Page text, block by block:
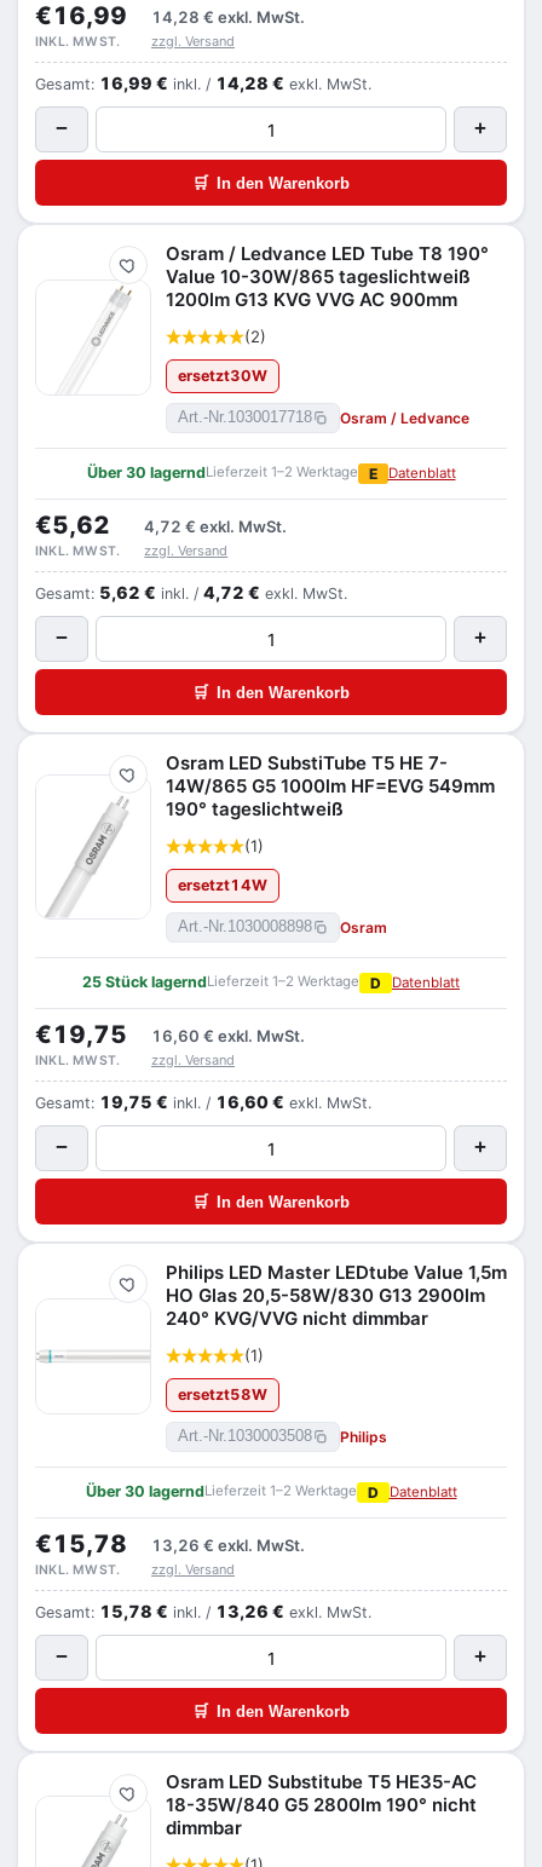
€16,99 14,28 € exkl. MwSt.
INKL. MWST. zzgl. Versand
Gesamt: 16,99 € inkl. / 14,28 € exkl. MwSt.
− +
🛒 In den Warenkorb
Merken
Osram / Ledvance LED Tube T8 190°
Value 10-30W/865 tageslichtweiß
1200lm G13 KVG VVG AC 900mm
(2)
ersetzt30W
Art.-Nr.1030017718 Osram / Ledvance
Über 30 lagerndLieferzeit 1–2 Werktage E Datenblatt
€5,62 4,72 € exkl. MwSt.
INKL. MWST. zzgl. Versand
Gesamt: 5,62 € inkl. / 4,72 € exkl. MwSt.
− +
🛒 In den Warenkorb
Merken
Osram LED SubstiTube T5 HE 7-
14W/865 G5 1000lm HF=EVG 549mm
190° tageslichtweiß
(1)
ersetzt14W
Art.-Nr.1030008898 Osram
25 Stück lagerndLieferzeit 1–2 Werktage D Datenblatt
€19,75 16,60 € exkl. MwSt.
INKL. MWST. zzgl. Versand
Gesamt: 19,75 € inkl. / 16,60 € exkl. MwSt.
− +
🛒 In den Warenkorb
Merken
Philips LED Master LEDtube Value 1,5m
HO Glas 20,5-58W/830 G13 2900lm
240° KVG/VVG nicht dimmbar
(1)
ersetzt58W
Art.-Nr.1030003508 Philips
Über 30 lagerndLieferzeit 1–2 Werktage D Datenblatt
€15,78 13,26 € exkl. MwSt.
INKL. MWST. zzgl. Versand
Gesamt: 15,78 € inkl. / 13,26 € exkl. MwSt.
− +
🛒 In den Warenkorb
Merken
Osram LED Substitube T5 HE35-AC
18-35W/840 G5 2800lm 190° nicht
dimmbar